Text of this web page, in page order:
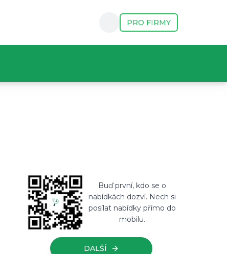
PRO FIRMY
Buď první, kdo se o
nabídkách dozví. Nech si
posílat nabídky přímo do
mobilu.
DALŠÍ